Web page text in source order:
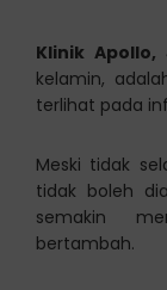
Klinik
kelamin,
terlihat pada
Meski tidak
tidak boleh
semakin
bertambah.